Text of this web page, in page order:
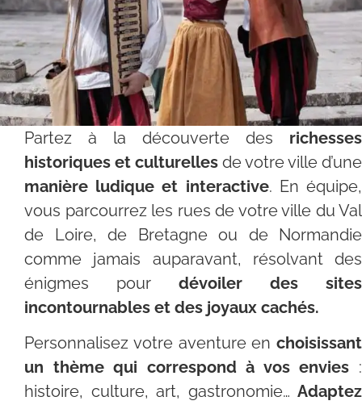
Partez à la découverte des richesses
historiques et culturelles de votre ville d’une
manière ludique et interactive. En équipe,
vous parcourrez les rues de votre ville du Val
de Loire, de Bretagne ou de Normandie
comme jamais auparavant, résolvant des
énigmes pour dévoiler des sites
incontournables et des joyaux cachés.
Personnalisez votre aventure en choisissant
un thème qui correspond à vos envies :
histoire, culture, art, gastronomie… Adaptez